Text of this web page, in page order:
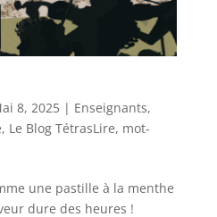
8, 2025| Enseignants,
, Le Blog TétrasLire, mot-
une pastille à la menthe
dure des heures !